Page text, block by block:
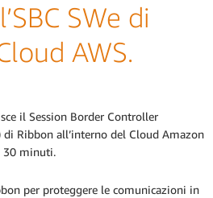
SWe di
AWS.
il Session Border Controller
di Ribbon all’interno del Cloud Amazon
30 minuti.
per proteggere le comunicazioni in